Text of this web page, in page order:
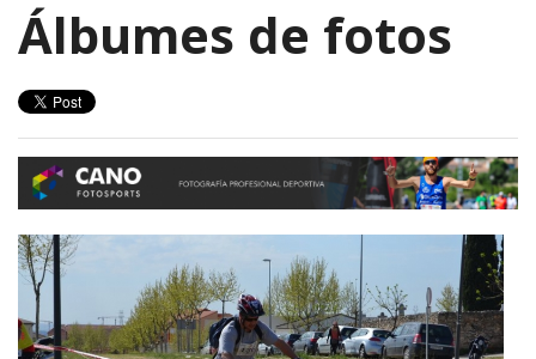
Álbumes de fotos